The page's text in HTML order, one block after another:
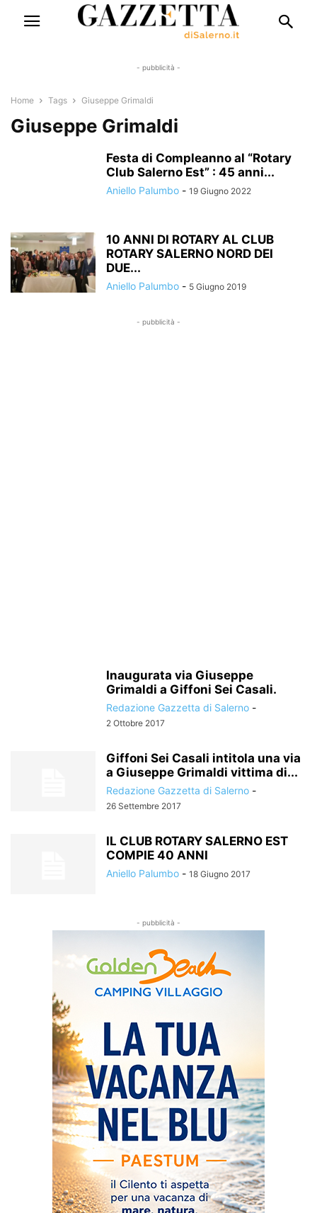
- pubblicità -
Home Tags Giuseppe Grimaldi
Giuseppe Grimaldi
Festa di Compleanno al “Rotary
Club Salerno Est” : 45 anni...
Aniello Palumbo - 19 Giugno 2022
10 ANNI DI ROTARY AL CLUB
ROTARY SALERNO NORD DEI
DUE...
Aniello Palumbo - 5 Giugno 2019
- pubblicità -
Inaugurata via Giuseppe
Grimaldi a Giffoni Sei Casali.
Redazione Gazzetta di Salerno -
2 Ottobre 2017
Giffoni Sei Casali intitola una via
a Giuseppe Grimaldi vittima di...
Redazione Gazzetta di Salerno -
26 Settembre 2017
IL CLUB ROTARY SALERNO EST
COMPIE 40 ANNI
Aniello Palumbo - 18 Giugno 2017
- pubblicità -